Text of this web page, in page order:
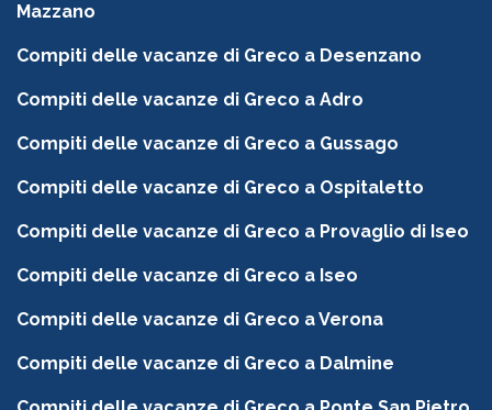
Mazzano
Compiti delle vacanze di Greco a Desenzano
Compiti delle vacanze di Greco a Adro
Compiti delle vacanze di Greco a Gussago
Compiti delle vacanze di Greco a Ospitaletto
Compiti delle vacanze di Greco a Provaglio di Iseo
Compiti delle vacanze di Greco a Iseo
Compiti delle vacanze di Greco a Verona
Compiti delle vacanze di Greco a Dalmine